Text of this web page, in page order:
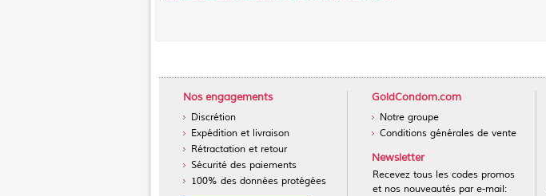
Nos engagements
Discrétion
Expédition et livraison
Rétractation et retour
Sécurité des paiements
100% des données protégées
GoldCondom.com
Notre groupe
Conditions générales de vente
Newsletter
Recevez tous les codes promos
et nos nouveautés par e-mail: